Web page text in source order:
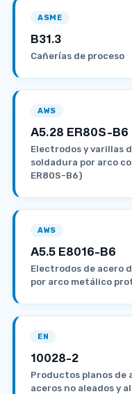
ASME
B31.3
Cañerías de proceso
AWS
A5.28 ER80S-B6
Electrodos y varillas
soldadura por arco
ER80S-B6)
AWS
A5.5 E8016-B6
Electrodos de acero
por arco metálico
EN
10028-2
Productos planos de
aceros no aleados y